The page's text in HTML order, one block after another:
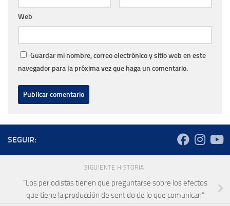
Web
Guardar mi nombre, correo electrónico y sitio web en este
navegador para la próxima vez que haga un comentario.
SEGUIR:
SIGUIENTE HISTORIA
“Los periodistas tienen que preguntarse sobre los efectos
que tiene la producción de sentido de lo que comunican”